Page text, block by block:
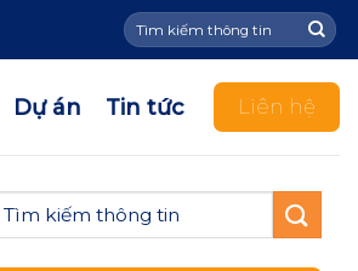
Tìm
kiếm:
Dự án Tin tức Liên hệ